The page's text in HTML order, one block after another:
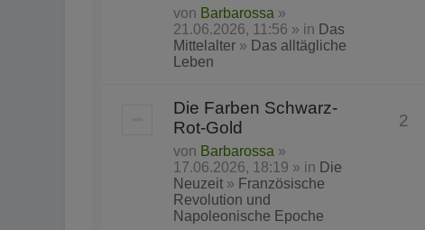
von Barbarossa »
21.06.2026, 11:56 » in Das
Mittelalter » Das alltägliche
Leben
Die Farben Schwarz-
Rot-Gold
von Barbarossa »
17.06.2026, 18:19 » in Die
Neuzeit » Französische
Revolution und
Napoleonische Epoche
2